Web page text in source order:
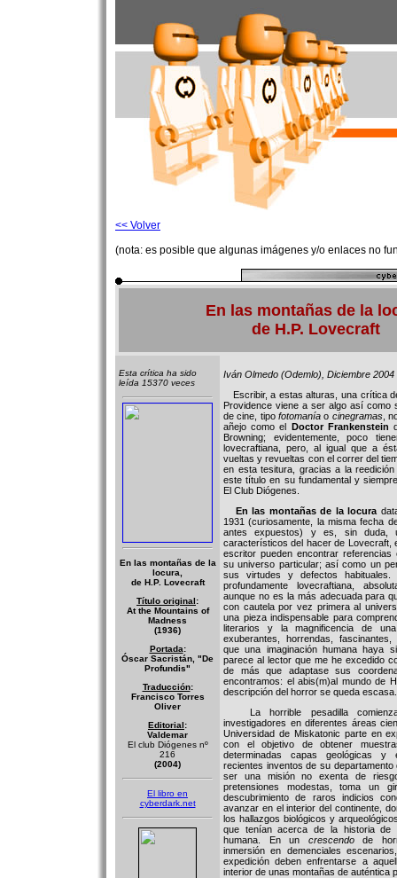
<< Volver
(nota: es posible que algunas imágenes y/o enlaces no
En las montañas de la
de H.P. Lovecraft
Esta crítica ha sido
leída 15370 veces
En las montañas de la
locura,
de H.P. Lovecraft
Título original:
At the Mountains of
Madness
(1936)
Portada:
Óscar Sacristán, "De
Profundis"
Traducción:
Francisco Torres
Oliver
Editorial:
Valdemar
El club Diógenes nº
216
(2004)
El libro en
cyberdark.net
Iván Olmedo (Odemlo), Diciembre 2004
Escribir, a estas alturas, una crítica
Providence viene a ser algo así como
de cine, tipo fotomanía o cinegramas,
añejo como el Doctor Frankenstein
Browning; evidentemente, poco
lovecraftiana, pero, al igual que a
vueltas y revueltas con el correr del
en esta tesitura, gracias a la
este título en su fundamental y
El Club Diógenes.
En las montañas de la locura
1931 (curiosamente, la misma fecha
antes expuestos) y es, sin duda,
característicos del hacer de Lovecraft,
escritor pueden encontrar
su universo particular; así como un
sus virtudes y defectos
profundamente lovecraftiana,
aunque no es la más adecuada para
con cautela por vez primera al
una pieza indispensable para
literarios y la magnificencia de
exuberantes, horrendas,
que una imaginación humana haya
parece al lector que me he excedido
de más que adaptase sus
encontramos: el abis(m)al mundo de
descripción del horror se queda escasa.
La horrible pesadilla
investigadores en diferentes áreas
Universidad de Miskatonic parte en
con el objetivo de obtener
determinadas capas geológicas y
recientes inventos de su
ser una misión no exenta de
pretensiones modestas, toma un
descubrimiento de raros indicios
avanzar en el interior del continente,
los hallazgos biológicos y
que tenían acerca de la historia de
humana. En un crescendode
inmersión en demenciales
expedición deben enfrentarse a
interior de unas montañas de auténtica